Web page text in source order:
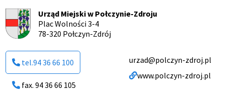
Urząd Miejski w Połczynie-Zdroju
Plac Wolności 3-4
78-320 Połczyn-Zdrój
tel.94 36 66 100
fax. 94 36 66 105
urzad@polczyn-zdroj.pl
www.polczyn-zdroj.pl